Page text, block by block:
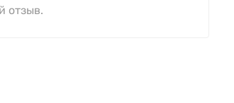
отзыв.